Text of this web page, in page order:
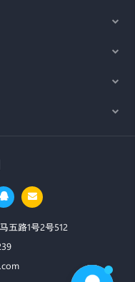
五路1号2号512